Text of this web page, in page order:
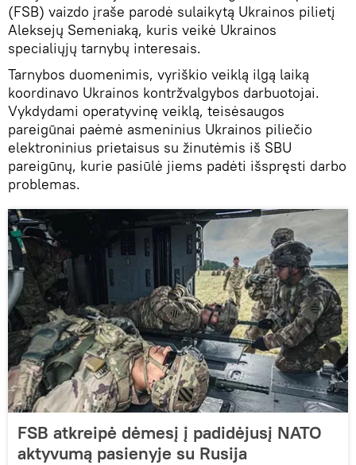
(FSB) vaizdo įraše parodė sulaikytą Ukrainos pilietį
Aleksejų Semeniaką, kuris veikė Ukrainos
specialiųjų tarnybų interesais.
Tarnybos duomenimis, vyriškio veiklą ilgą laiką
koordinavo Ukrainos kontržvalgybos darbuotojai.
Vykdydami operatyvinę veiklą, teisėsaugos
pareigūnai paėmė asmeninius Ukrainos piliečio
elektroninius prietaisus su žinutėmis iš SBU
pareigūnų, kurie pasiūlė jiems padėti išspręsti darbo
problemas.
FSB atkreipė dėmesį į padidėjusį NATO
aktyvumą pasienyje su Rusija